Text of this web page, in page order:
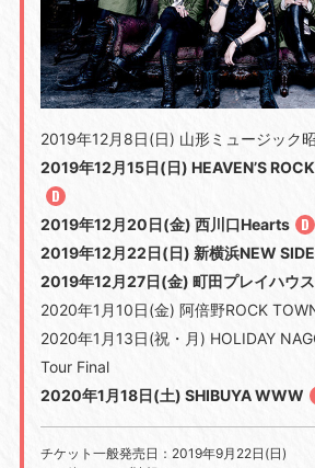
2019年12月8日(日) 山形ミュージック
2019年12月15日(日) HEAVEN’S
2019年12月20日(金) 西川口Hearts
2019年12月22日(日) 新横浜NEW
2019年12月27日(金) 町田プレイハウス
2020年1月10日(金) 阿倍野ROCK
2020年1月13日(祝・月) HOLIDAY
Tour Final
2020年1月18日(土) SHIBUYA WWW
チケット一般発売日：2019年9月22日(日)